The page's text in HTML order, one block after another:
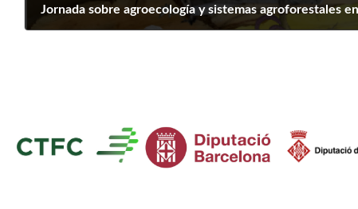
Jornada sobre agroecología y sistemas agroforestales